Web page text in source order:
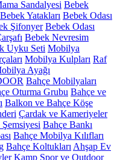
Sandalyesi Bebek
Bebek Yatakları Bebek Odası
Şifonyer Bebek Odası
Bebek Nevresim
Uyku Seti Mobilya
Mobilya Kulpları Raf
Ayağı
Bahçe Mobilyaları
Oturma Grubu Bahçe ve
Balkon ve Bahçe Köşe
Çardak ve Kameriyeler
Bahçe Bankı
Bahçe Mobilya Kılıfları
Bahçe Koltukları Ahşap Ev
Kamp Spor ve Outdoor